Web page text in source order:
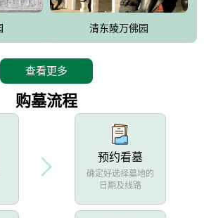
万个；主体建筑金宝塔，墓位容量8万个，
求，为客户提供墓碑设计制作服务、特色
清东陵万佛园
查看更多
购墓流程
预约看墓
确定好选择墓地的
日期及线路